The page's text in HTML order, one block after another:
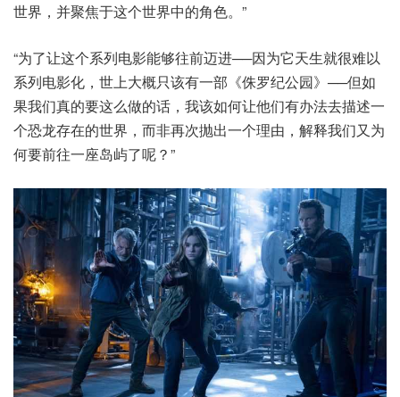
世界，并聚焦于这个世界中的角色。”
“为了让这个系列电影能够往前迈进──因为它天生就很难以
系列电影化，世上大概只该有一部《侏罗纪公园》──但如
果我们真的要这么做的话，我该如何让他们有办法去描述一
个恐龙存在的世界，而非再次抛出一个理由，解释我们又为
何要前往一座岛屿了呢？”